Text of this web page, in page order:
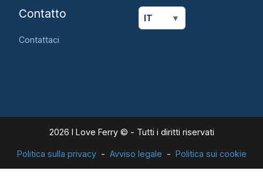
Contatto
Contattaci
IT
2026 I Love Ferry © - Tutti i diritti riservati
Politica sulla privacy Avviso legale Politica sui cookie